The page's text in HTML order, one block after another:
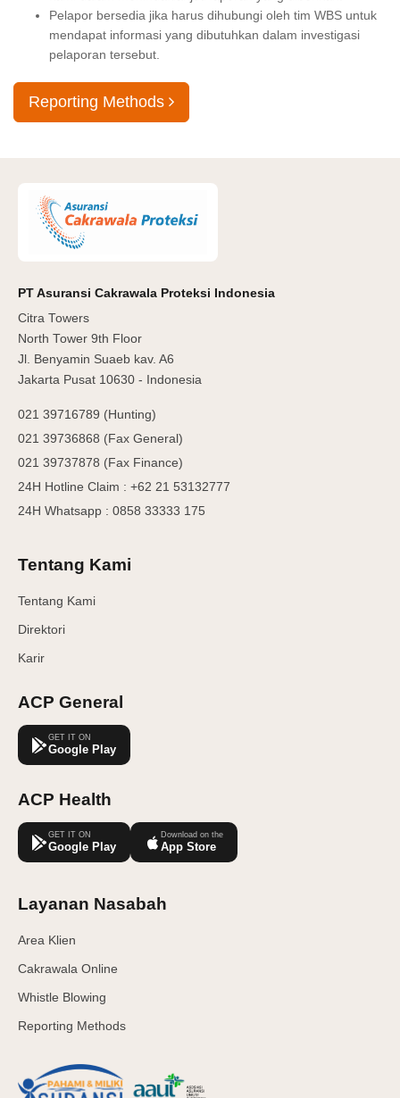
Pelapor bersedia jika harus dihubungi oleh tim WBS untuk
mendapat informasi yang dibutuhkan dalam investigasi
pelaporan tersebut.
Reporting Methods
PT Asuransi Cakrawala Proteksi Indonesia
Citra Towers
North Tower 9th Floor
Jl. Benyamin Suaeb kav. A6
Jakarta Pusat 10630 - Indonesia
021 39716789 (Hunting)
021 39736868 (Fax General)
021 39737878 (Fax Finance)
24H Hotline Claim : +62 21 53132777
24H Whatsapp : 0858 33333 175
Tentang Kami
Tentang Kami
Direktori
Karir
ACP General
GET IT ON
Google Play
ACP Health
GET IT ON
Google Play
Download on the
App Store
Layanan Nasabah
Area Klien
Cakrawala Online
Whistle Blowing
Reporting Methods